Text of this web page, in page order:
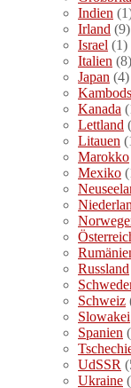
Indien
Irland (9)
Israel (1)
Italien (8)
Japan (4)
Kanada
Lettland
Litauen
Marokko
Mexiko
Russland
Schweiz
Slowakei
Spanien
UdSSR
Ukraine